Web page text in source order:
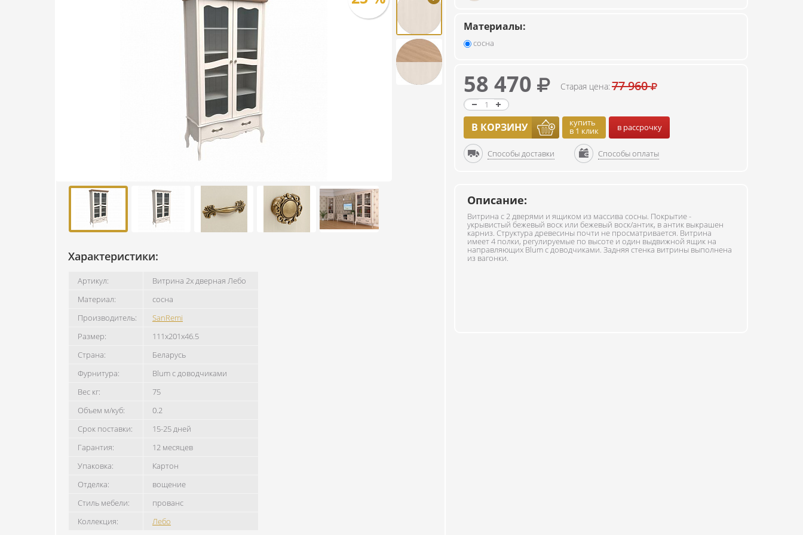
Характеристики:
Артикул:
Витрина 2х дверная Лебо
Материал:
сосна
Производитель:
SanRemi
Размер:
111x201x46.5
Страна:
Беларусь
Фурнитура:
Blum с доводчиками
Вес кг:
75
Объем м/куб:
0.2
Срок поставки:
15-25 дней
Гарантия:
12 месяцев
Упаковка:
Картон
Отделка:
вощение
Стиль мебели:
прованс
Коллекция:
Лебо
Материалы:
сосна
58 470 Старая цена: 77 960
В КОРЗИНУ купить
в 1 клик в рассрочку
Способы доставки Способы оплаты
Описание:
Витрина с 2 дверями и ящиком из массива сосны. Покрытие -
укрывистый бежевый воск или бежевый воск/антик, в антик выкрашен
карниз. Структура древесины почти не просматривается. Витрина
имеет 4 полки, регулируемые по высоте и один выдвижной ящик на
направляющих Blum с доводчиками. Задняя стенка витрины выполнена
из вагонки.